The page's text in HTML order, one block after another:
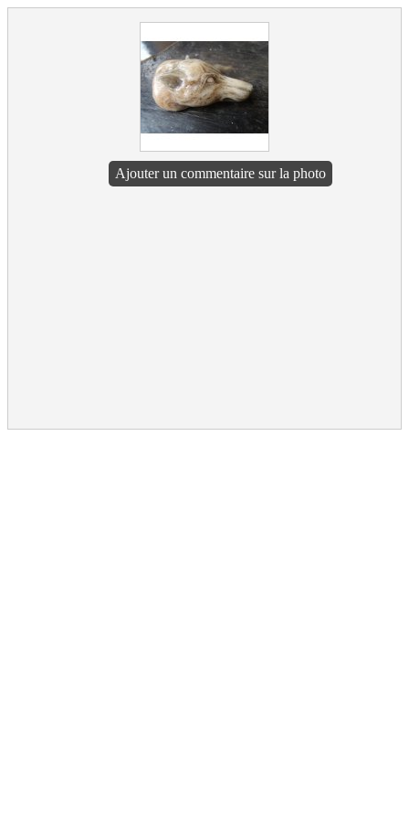
Ajouter un commentaire sur la photo